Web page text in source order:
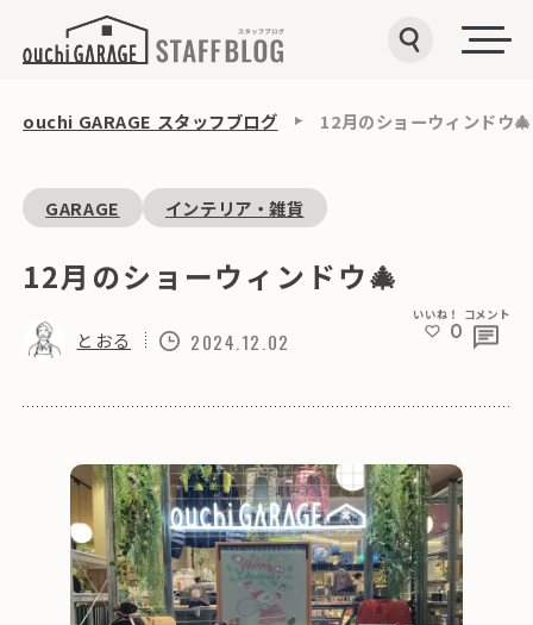
ouchi GARAGE スタッフブログ 12月のショーウィンドウ🎄
GARAGE インテリア・雑貨
12月のショーウィンドウ🎄
とおる 2024.12.02
いいね！
0
コメント